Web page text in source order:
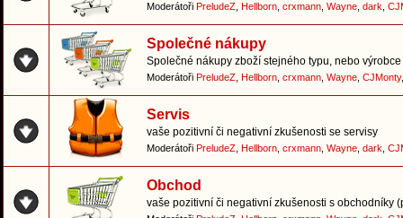
Moderátoři PreludeZ Hellborn crxmann Wayne dark
Společné nákupy
Společné nákupy zboží stejného typu, nebo
Moderátoři PreludeZ Hellborn crxmann Wayne CJMonty
Servis
vaše pozitivní či negativní zkušenosti se servisy
Moderátoři PreludeZ Hellborn crxmann Wayne dark
Obchod
vaše pozitivní či negativní zkušenosti s obchodníky